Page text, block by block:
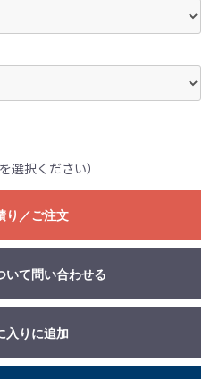
選択ください）
り／ご注文
いて問い合わせる
入りに追加